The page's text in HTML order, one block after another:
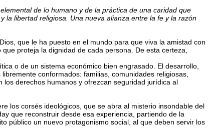
de lo humano y de la práctica de una caridad que
la libertad religiosa. Una nueva alianza entre la fe y la razón
que le ha puesto en el mundo para que viva la amistad con
proteja la dignidad de cada persona. De esta certeza,
o de un sistema económico bien engrasado. El desarrollo,
conformados: familias, comunidades religiosas,
derechos humanos y ofrezcan seguridad jurídica al
los corsés ideológicos, que se abra al misterio insondable del
que reconstruir desde esa experiencia, partiendo de la
público un nuevo protagonismo social, al que deben servir los